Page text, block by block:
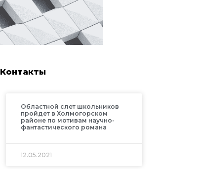
Контакты
Областной слет школьников
пройдет в Холмогорском
районе по мотивам научно-
фантастического романа
12.05.2021